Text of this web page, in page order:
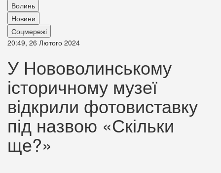
Волинь
Новини
Соцмережі
20:49, 26 Лютого 2024
У Нововолинському
історичному музеї
відкрили фотовиставку
під назвою «Скільки
ще?»